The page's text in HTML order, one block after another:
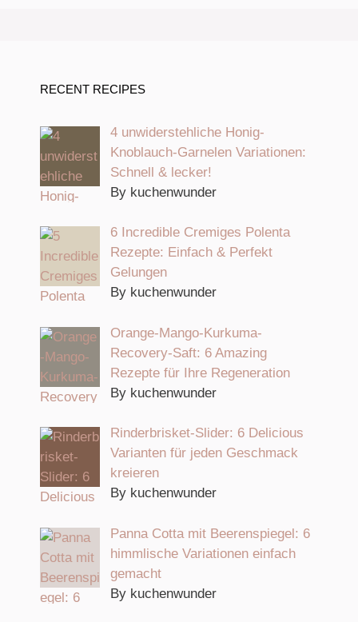
RECENT RECIPES
4 unwiderstehliche Honig-
Knoblauch-Garnelen Variationen:
Schnell & lecker!
By kuchenwunder
6 Incredible Cremiges Polenta
Rezepte: Einfach & Perfekt
Gelungen
By kuchenwunder
Orange-Mango-Kurkuma-
Recovery-Saft: 6 Amazing
Rezepte für Ihre Regeneration
By kuchenwunder
Rinderbrisket-Slider: 6 Delicious
Varianten für jeden Geschmack
kreieren
By kuchenwunder
Panna Cotta mit Beerenspiegel: 6
himmlische Variationen einfach
gemacht
By kuchenwunder